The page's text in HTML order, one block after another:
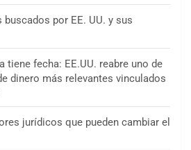
por EE. UU. y sus
tiene fecha: EE.UU. reabre uno de
dinero más relevantes vinculados
jurídicos que pueden cambiar el